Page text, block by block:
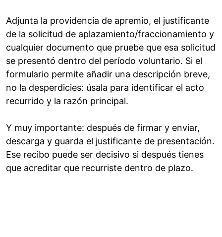
Adjunta la providencia de apremio, el justificante
de la solicitud de aplazamiento/fraccionamiento y
cualquier documento que pruebe que esa solicitud
se presentó dentro del período voluntario. Si el
formulario permite añadir una descripción breve,
no la desperdicies: úsala para identificar el acto
recurrido y la razón principal.
Y muy importante: después de firmar y enviar,
descarga y guarda el justificante de presentación.
Ese recibo puede ser decisivo si después tienes
que acreditar que recurriste dentro de plazo.